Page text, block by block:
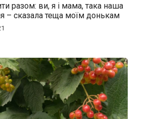
разом: ви, я і мама, така наша
– сказала теща моїм донькам